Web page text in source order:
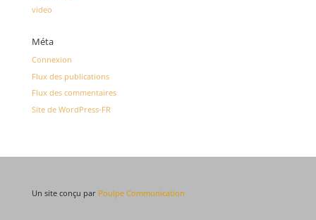
video
Méta
Connexion
Flux des publications
Flux des commentaires
Site de WordPress-FR
Un site conçu par Poulpe Communication